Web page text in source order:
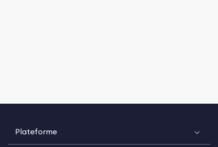
Plateforme